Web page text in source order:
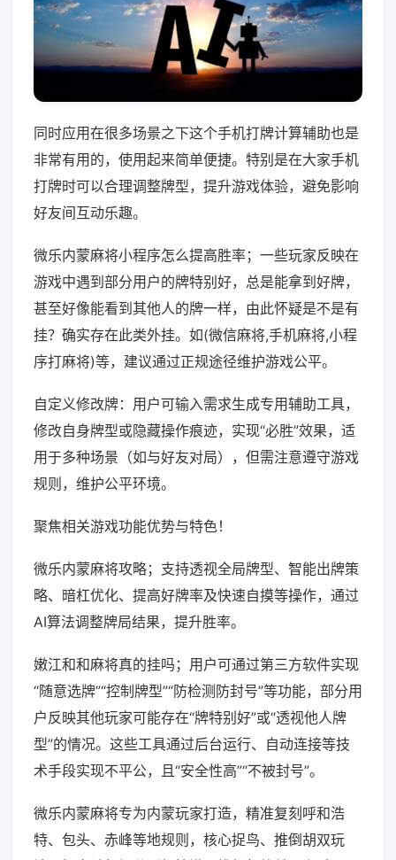
同时应用在很多场景之下这个手机打牌计算辅助也是
非常有用的，使用起来简单便捷。特别是在大家手机
打牌时可以合理调整牌型，提升游戏体验，避免影响
好友间互动乐趣。
微乐内蒙麻将小程序怎么提高胜率；一些玩家反映在
游戏中遇到部分用户的牌特别好，总是能拿到好牌，
甚至好像能看到其他人的牌一样，由此怀疑是不是有
挂？确实存在此类外挂。如(微信麻将,手机麻将,小程
序打麻将)等，建议通过正规途径维护游戏公平。
自定义修改牌：用户可输入需求生成专用辅助工具，
修改自身牌型或隐藏操作痕迹，实现“必胜”效果，适
用于多种场景（如与好友对局），但需注意遵守游戏
规则，维护公平环境。
聚焦相关游戏功能优势与特色！
微乐内蒙麻将攻略；支持透视全局牌型、智能出牌策
略、暗杠优化、提高好牌率及快速自摸等操作，通过
AI算法调整牌局结果，提升胜率。
嫩江和和麻将真的挂吗；用户可通过第三方软件实现
“随意选牌”“控制牌型”“防检测防封号”等功能，部分用
户反映其他玩家可能存在“牌特别好”或“透视他人牌
型”的情况。这些工具通过后台运行、自动连接等技
术手段实现不平公，且“安全性高”“不被封号”。
微乐内蒙麻将专为内蒙玩家打造，精准复刻呼和浩
特、包头、赤峰等地规则，核心捉鸟、推倒胡双玩